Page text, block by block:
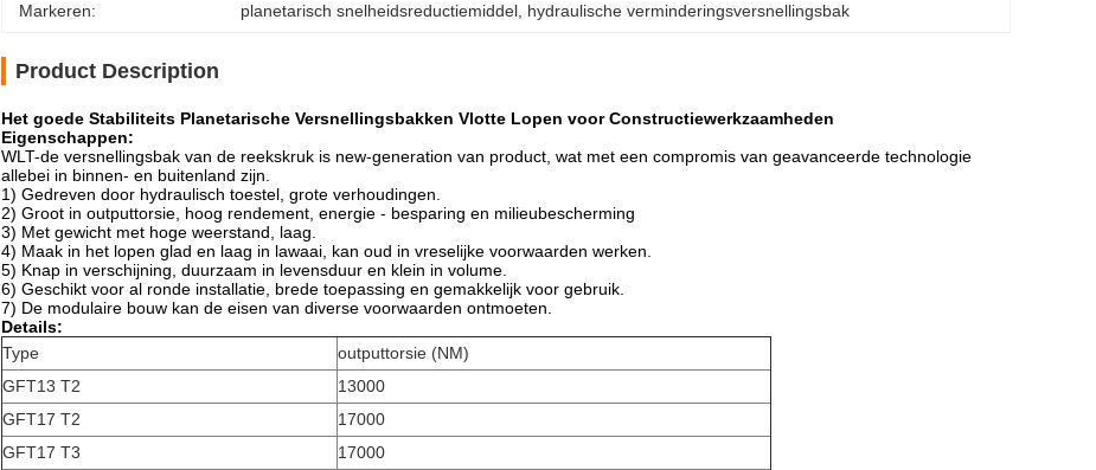
Markeren: planetarisch snelheidsreductiemiddel hydraulische verminderingsversnellingsbak
Product Description
Het goede Stabiliteits Planetarische Versnellingsbakken Vlotte Lopen voor Constructiewerkzaamheden
Eigenschappen:
WLT-de versnellingsbak van de reekskruk is new-generation van product, wat met een compromis van geavanceerde technologie
allebei in binnen- en buitenland zijn.
1) Gedreven door hydraulisch toestel, grote verhoudingen.
2) Groot in outputtorsie, hoog rendement, energie - besparing en milieubescherming
3) Met gewicht met hoge weerstand, laag.
4) Maak in het lopen glad en laag in lawaai, kan oud in vreselijke voorwaarden werken.
5) Knap in verschijning, duurzaam in levensduur en klein in volume.
6) Geschikt voor al ronde installatie, brede toepassing en gemakkelijk voor gebruik.
7) De modulaire bouw kan de eisen van diverse voorwaarden ontmoeten.
Details:
Type
outputtorsie (NM)
GFT13 T2
13000
GFT17 T2
17000
GFT17 T3
17000